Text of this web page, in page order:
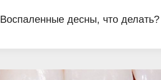
Воспаленные десны, что делать?